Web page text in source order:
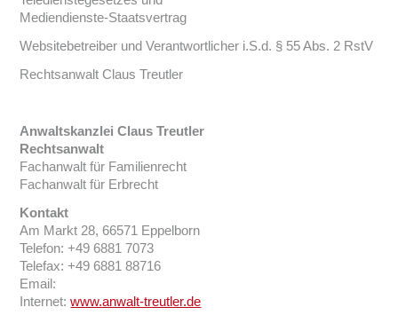
Mediendienste-Staatsvertrag
Websitebetreiber und Verantwortlicher i.S.d. § 55 Abs. 2 RstV
Rechtsanwalt Claus Treutler
Anwaltskanzlei Claus Treutler
Rechtsanwalt
Fachanwalt für Familienrecht
Fachanwalt für Erbrecht
Kontakt
Am Markt 28, 66571 Eppelborn
Telefon: +49 6881 7073
Telefax: +49 6881 88716
Email:
Internet:www.anwalt-treutler.de